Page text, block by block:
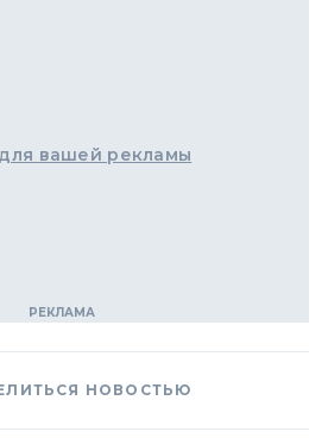
вашей рекламы
НОВОСТЬЮ